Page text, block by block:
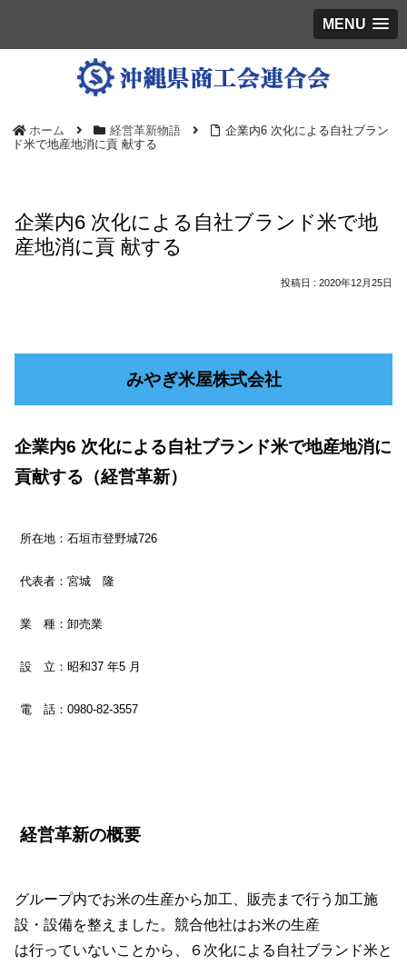
MENU
ホーム 経営革新物語
企業内6 次化による自社ブラン
ド米で地産地消に貢 献する
企業内6 次化による自社ブランド米で地
産地消に貢 献する
2020年12月25日
みやぎ米屋株式会社
企業内6 次化による自社ブランド米で地産地消に
貢献する（経営革新）
所在地：石垣市登野城726
代表者：宮城 隆
業 種：卸売業
設 立：昭和37 年5 月
電 話：0980‐82‐3557
経営革新の概要
グループ内でお米の生産から加工、販売まで行う加工施
設・設備を整えました。競合他社はお米の生産
は行っていないことから、６次化による自社ブランド米と